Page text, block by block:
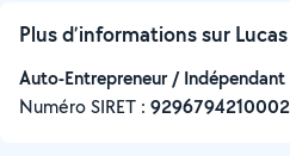
Plus d’informations sur
Auto-Entrepreneur / Indépendant
Numéro SIRET :